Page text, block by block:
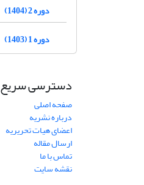
دوره 2 (1404)
دوره 1 (1403)
دسترسی سریع
صفحه اصلی
درباره نشریه
اعضای هیات تحریریه
ارسال مقاله
تماس با ما
نقشه سایت